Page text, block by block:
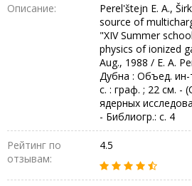
Описание:
Perel'štejn E. A.,
source of
"XIV Summer
physics of ionized
Aug., 1988 / E. A.
Дубна : Объед. ин-
с. : граф. ; 22 см. -
ядерных
- Библиогр.: с. 4
Рейтинг по
отзывам:
4.5